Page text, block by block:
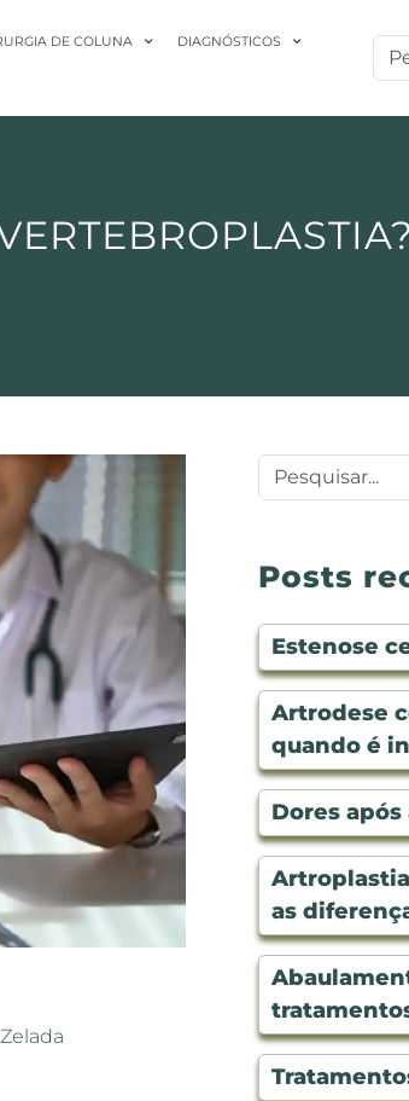
DE COLUNA DIAGNÓSTICOS
Posts
Estenose
Artrodese
quando é
Dores
as